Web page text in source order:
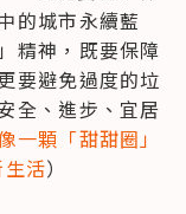
的城市永續藍
精神，既要保障
要避免過度的垃
全、進步、宜居
一顆「甜甜圈」
活）